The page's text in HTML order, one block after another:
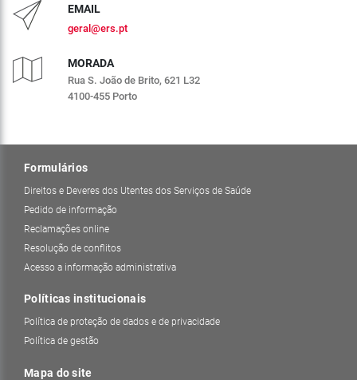
EMAIL
geral@ers.pt
MORADA
Rua S. João de Brito, 621 L32
4100-455 Porto
Formulários
Direitos e Deveres dos Utentes dos Serviços de Saúde
Pedido de informação
Reclamações online
Resolução de conflitos
Acesso a informação administrativa
Políticas institucionais
Política de proteção de dados e de privacidade
Política de gestão
Mapa do site